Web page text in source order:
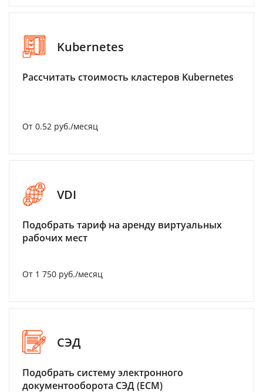
Kubernetes
Рассчитать стоимость кластеров Kubernetes
От 0.52 руб./месяц
VDI
Подобрать тариф на аренду виртуальных
рабочих мест
От 1 750 руб./месяц
СЭД
Подобрать систему электронного
документооборота СЭД (ECM)